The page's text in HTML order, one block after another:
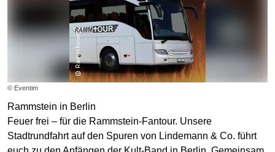
© Eventim
Rammstein in Berlin
Feuer frei – für die Rammstein-Fantour. Unsere
Stadtrundfahrt auf den Spuren von Lindemann & Co. führt